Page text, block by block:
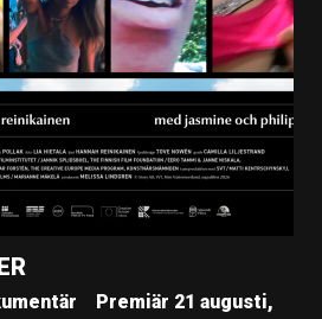
Premiär 21 augusti,